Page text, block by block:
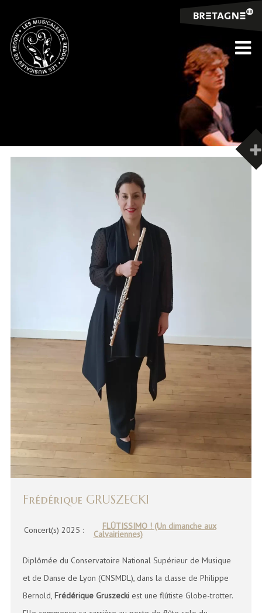
Frédérique GRUSZECKI
Concert(s) 2025 : FLÛTISSIMO ! (Un dimanche aux
Calvairiennes)
Diplômée du Conservatoire National Supérieur de Musique
et de Danse de Lyon (CNSMDL), dans la classe de Philippe
Bernold, Frédérique Gruszeckiest une flûtiste Globe-trotter.